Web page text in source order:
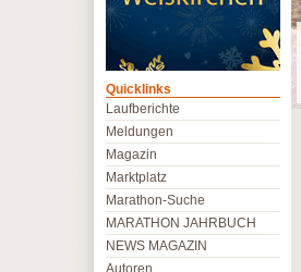
Quicklinks
Laufberichte
Meldungen
Magazin
Marktplatz
Marathon-Suche
MARATHON JAHRBUCH
NEWS MAGAZIN
Autoren